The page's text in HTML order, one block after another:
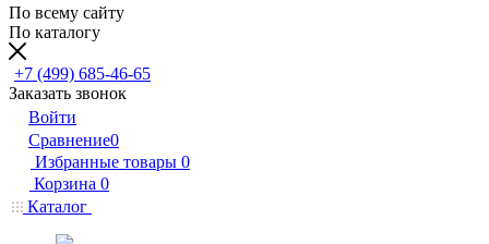
По всему сайту
По каталогу
+7 (499) 685-46-65
Заказать звонок
Войти
Сравнение0
Избранные товары 0
Корзина 0
Каталог